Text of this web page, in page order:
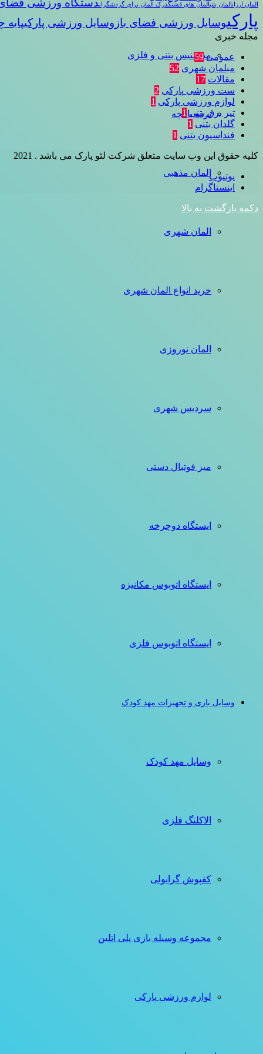
میز تنیس بتنی و فلزی
نرده باغچه
المان مذهبی
المان شهری
خرید انواع المان شهری
المان نوروزی
سردیس شهری
میز فوتبال دستی
ایستگاه دوچرخه
ایستگاه اتوبوس مکانیزه
ایستگاه اتوبوس فلزی
وسایل بازی و تجهیزات مهد کودک
وسایل مهد کودک
الاکلنگ فلزی
کفپوش گرانولی
مجموعه وسیله بازی پلی اتلین
لوازم ورزشی پارکی
المان ارزانالمان بتنیالمان های قشنگدرک المان برای گردشگراندستگاه ورزشی فضای
پارکیوسایل ورزشی فضای باز وسایل ورزشی پارکیپایه
مجله خبری
عمومی 59
مبلمان شهری 52
مقالات 17
ست ورزشی پارکی 2
لوازم ورزشی پارکی 1
تیر برق بتنی 1
گلدان بتنی 1
فنداسیون بتنی 1
کلیه حقوق این وب سایت متعلق شرکت لئو پارک می باشد . 2021
یوتیوب
اینستاگرام
دکمه بازگشت به بالا